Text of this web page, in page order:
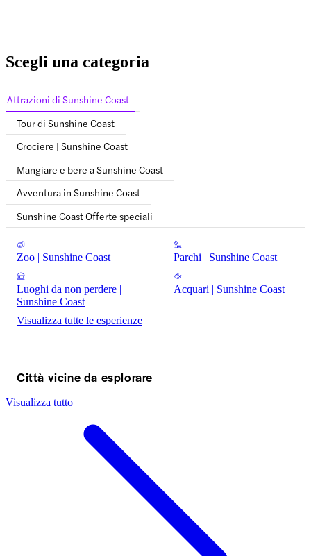
Scegli una categoria
Attrazioni di Sunshine Coast
Tour di Sunshine Coast
Crociere | Sunshine Coast
Mangiare e bere a Sunshine Coast
Avventura in Sunshine Coast
Sunshine Coast Offerte speciali
Zoo | Sunshine Coast Parchi | Sunshine Coast
Luoghi da non perdere |
Sunshine Coast
Acquari | Sunshine Coast
Visualizza tutte le esperienze
Città vicine da esplorare
Visualizza tutto